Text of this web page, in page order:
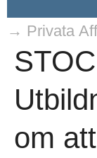
→ Privata
om